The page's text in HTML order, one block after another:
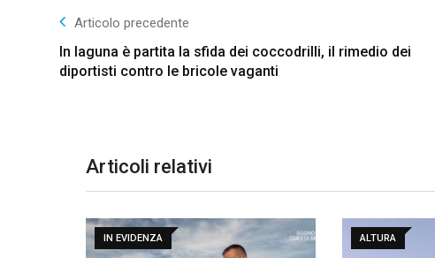
Articolo precedente
In laguna è partita la sfida dei coccodrilli, il rimedio dei
diportisti contro le bricole vaganti
Articoli relativi
IN EVIDENZA ALTURA